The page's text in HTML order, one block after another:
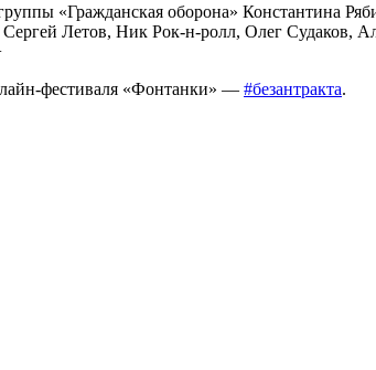
«Гражданская оборона» Константина
Летов, Ник Рок-н-ролл, Олег Судаков,
фестиваля «Фонтанки» — #безантракта.